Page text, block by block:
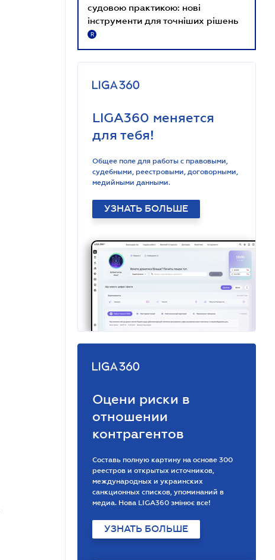
судовою практикою: нові
інструменти для точніших рішень
R
LIGA360 меняется
для тебя!
Общее поле для работы с правовыми,
судебными, реестровыми, договорными,
медийными данными.
УЗНАТЬ БОЛЬШЕ
Оцени риски в
отношении
контрагентов
Составь полную картину на основе 300
реестров и открытых источников,
международных и украинских
санкционных списков, упоминаний в
медиа. Нова LIGA360 змінює все!
УЗНАТЬ БОЛЬШЕ